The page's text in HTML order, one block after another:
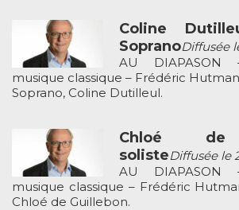
Coline
SopranoDiffusée
AU DIAPASON
musique classique – Frédéric
Soprano, Coline Dutilleul.
Chloé de
solisteDiffusée le
AU DIAPASON
musique classique – Frédéric
Chloé de Guillebon.